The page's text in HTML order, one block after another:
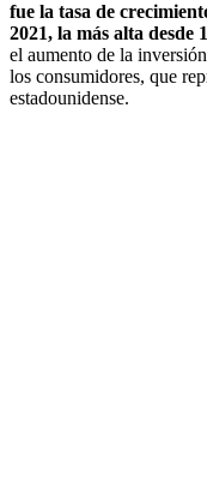
fue la tasa de
2021, la más alta desde
el aumento de la
los consumidores, que
estadounidense.